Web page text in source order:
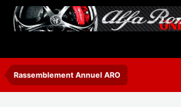
Rassemblement Annuel ARO